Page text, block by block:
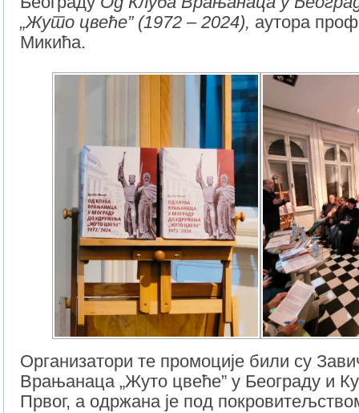
„Жуто цвеће” (1972 – 2024), аутора
Микића.
Организатори те промоције били су
Врањанаца „Жуто цвеће” у Београду и
Првог, а одржана је под